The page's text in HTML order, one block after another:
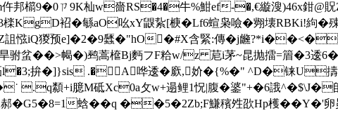
仵邦櫤9�0ㄗ9K杣w嗇RS�4�牛%魽ef-�,€縼溲)46x鉗
KgD袑�緐aO吆xY鼳紥[椩�Lf6蝖枭噞�翙壊RBKi!絇�
gZ詛惤iQ猣预e]�2�9瓥�"hO�#X含緊:傳�j虪?*i��<�
旱驸蚠��>幆�)鹀蒿檶Bj麪フF粭w/z 苨i茅~昆抛擂=篃�3逶
砳l�3;拚�]}sis .�A哗逶�廞,妎� {%� " ^D�铼
.q纇+i臆M砥Xc0a攵w+遢鲤1怳|腹�錃"+�6誐
G5�8=1蛿��q ��5�2Zb;F鰜穦夝欩Hp檴